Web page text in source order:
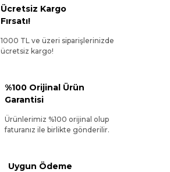
Ücretsiz Kargo
Fırsatı!
1000 TL ve üzeri siparişlerinizde
ücretsiz kargo!
%100 Orijinal Ürün
Garantisi
Ürünlerimiz %100 orijinal olup
faturanız ile birlikte gönderilir.
Uygun Ödeme